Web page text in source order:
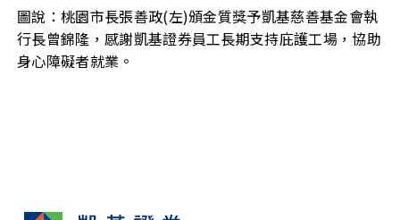
圖說：桃園市長張善政(左)頒金質獎予凱基慈善基金會執
行長曾錦隆，感謝凱基證券員工長期支持庇護工場，協助
身心障礙者就業。